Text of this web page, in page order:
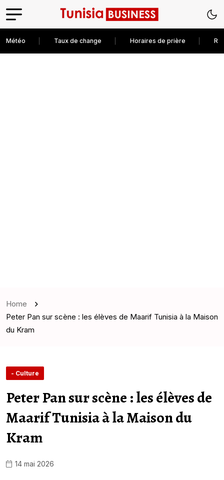
Météo Taux de change Horaires de prière
Home
Peter Pan sur scène : les élèves de Maarif Tunisia à la Maison
du Kram
- Culture
Peter Pan sur scène : les élèves de
Maarif Tunisia à la Maison du
Kram
14 mai 2026